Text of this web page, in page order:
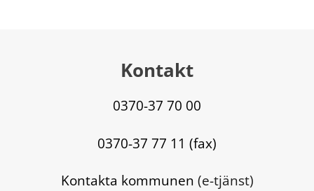
Kontakt
0370-37 70 00
0370-37 77 11 (fax)
Kontakta kommunen (e-tjänst)